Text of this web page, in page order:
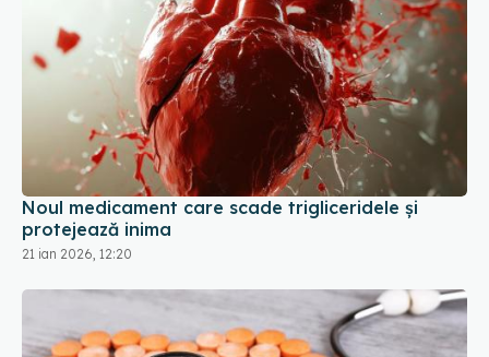
Noul medicament care scade trigliceridele și
protejează inima
21 ian 2026, 12:20